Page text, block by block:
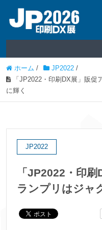
ホーム / JP2022 /
「JP2022・印刷DX展」販
に輝く
JP2022
「JP2022・印
ランプリはジャ